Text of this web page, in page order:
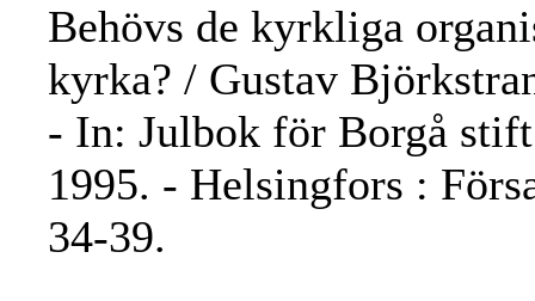
Behövs de kyrkliga
kyrka? / Gustav
- In: Julbok för Borgå
1995. - Helsingfors :
34-39.